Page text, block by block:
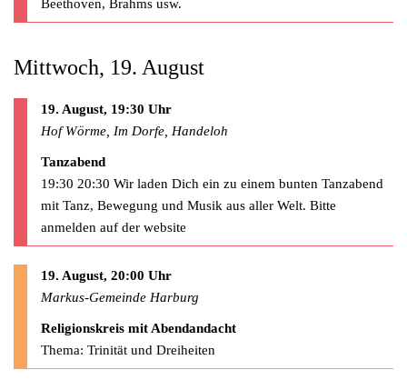
Beethoven, Brahms usw.
Mittwoch, 19. August
19. August, 19:30 Uhr
Hof Wörme, Im Dorfe, Handeloh
Tanzabend
19:30 20:30 Wir laden Dich ein zu einem bunten Tanzabend
mit Tanz, Bewegung und Musik aus aller Welt. Bitte
anmelden auf der website
19. August, 20:00 Uhr
Markus-Gemeinde Harburg
Religionskreis mit Abendandacht
Thema: Trinität und Dreiheiten